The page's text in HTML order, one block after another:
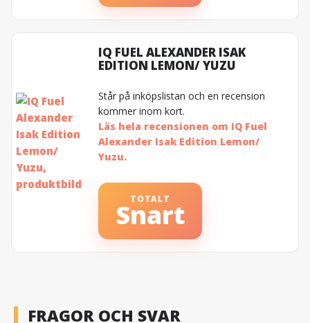
IQ FUEL ALEXANDER ISAK
EDITION LEMON/ YUZU
Står på inköpslistan och en recension
kommer inom kort.
Läs hela recensionen om IQ Fuel
Alexander Isak Edition Lemon/
Yuzu.
TOTALT
Snart
FRAGOR OCH SVAR